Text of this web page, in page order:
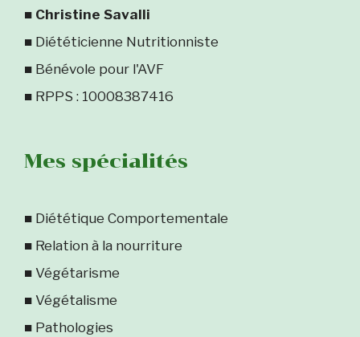
■ Christine Savalli
■ Diététicienne Nutritionniste
■ Bénévole pour l'AVF
■ RPPS : 10008387416
Mes spécialités
■ Diététique Comportementale
■ Relation à la nourriture
■ Végétarisme
■ Végétalisme
■ Pathologies